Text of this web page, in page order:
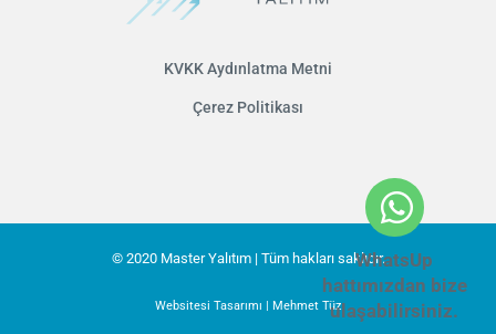
KVKK Aydınlatma Metni
Çerez Politikası
© 2020 Master Yalıtım | Tüm hakları saklıdır.
Websitesi Tasarımı | Mehmet Tüz
WhatsUp
hattımızdan bize
ulaşabilirsiniz.